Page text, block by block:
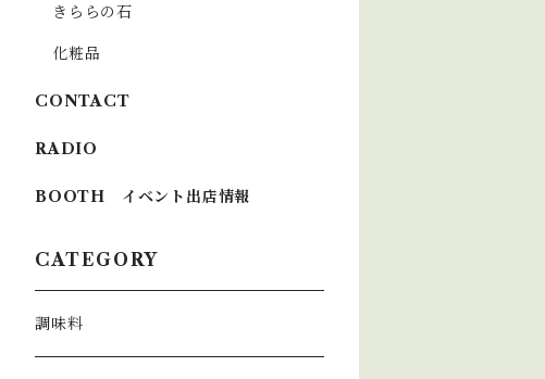
きららの石
化粧品
CONTACT
RADIO
BOOTH イベント出店情報
CATEGORY
調味料